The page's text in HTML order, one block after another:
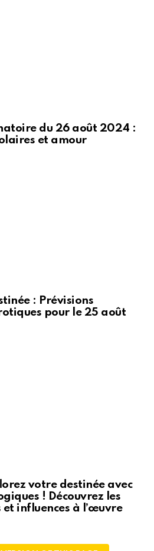
du 26 août 2024 :
et amour
: Prévisions
pour le 25 août
votre destinée avec
! Découvrez les
et influences à l’œuvre